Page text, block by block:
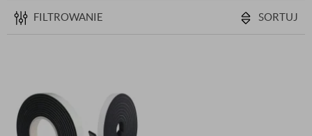
FILTROWANIE SORTUJ